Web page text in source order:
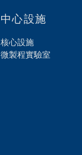
中心設施
核心設施
微製程實驗室